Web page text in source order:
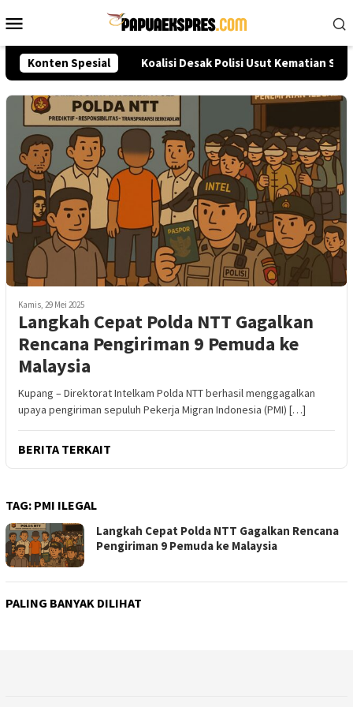
ke
Mobile
Konten Spesial
Akpol 2026 Koalisi Desak Polisi Usut Kematian
Kamis, 29 Mei 2025
Langkah Cepat Polda NTT Gagalkan
Rencana Pengiriman 9 Pemuda ke
Malaysia
Kupang – Direktorat Intelkam Polda NTT berhasil menggagalkan
upaya pengiriman sepuluh Pekerja Migran Indonesia (PMI) […]
BERITA TERKAIT
TAG: PMI ILEGAL
Langkah Cepat Polda NTT Gagalkan Rencana
Pengiriman 9 Pemuda ke Malaysia
PALING BANYAK DILIHAT